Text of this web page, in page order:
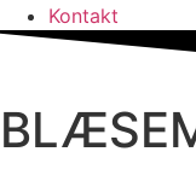
Kontakt